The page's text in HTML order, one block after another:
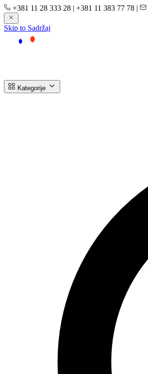
+381 11 28 333 28 | +381 11 383 77 78 |
Skip to Sadržaj
Kategorije